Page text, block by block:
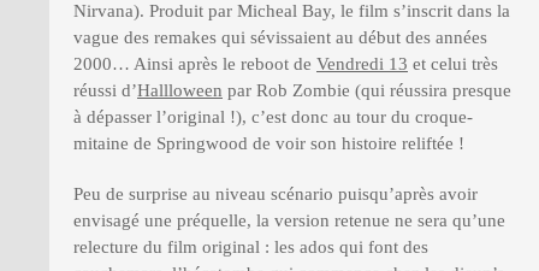
Nirvana). Produit par Micheal Bay, le film s’inscrit dans la
vague des remakes qui sévissaient au début des années
2000… Ainsi après le reboot de Vendredi 13 et celui très
réussi d’Hallloween par Rob Zombie (qui réussira presque
à dépasser l’original !), c’est donc au tour du croque-
mitaine de Springwood de voir son histoire reliftée !
Peu de surprise au niveau scénario puisqu’après avoir
envisagé une préquelle, la version retenue ne sera qu’une
relecture du film original : les ados qui font des